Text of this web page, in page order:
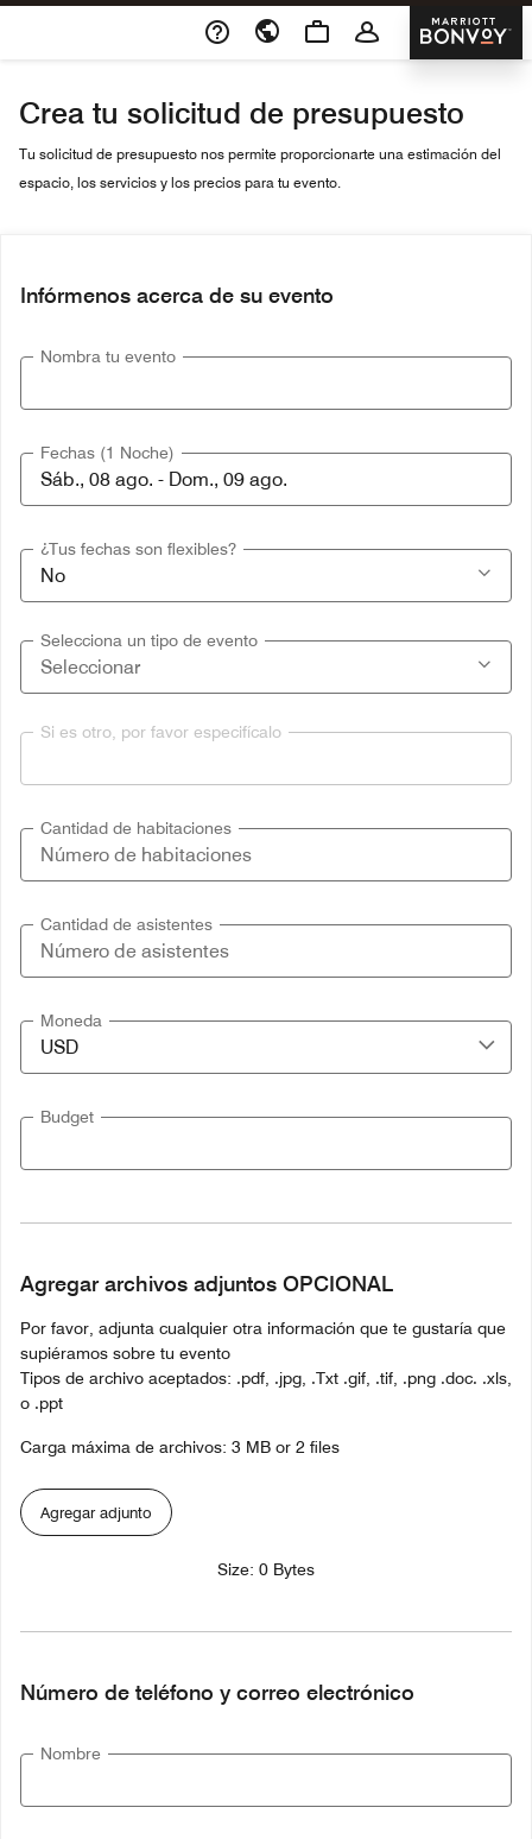
Skip To Content
Marriott
Crea tu solicitud de presupuesto
Tu solicitud de presupuesto nos permite proporcionarte una estimación del
espacio, los servicios y los precios para tu evento.
Infórmenos acerca de su evento
Nombra tu evento
Fechas (1 Noche)
¿Tus fechas son flexibles?
Selecciona un tipo de evento
Si es otro, por favor especifícalo
Cantidad de habitaciones
Cantidad de asistentes
Moneda
Budget
Agregar archivos adjuntos OPCIONAL
Por favor, adjunta cualquier otra información que te gustaría que
supiéramos sobre tu evento
Tipos de archivo aceptados: .pdf, .jpg, .Txt .gif, .tif, .png .doc. .xls,
o .ppt
Carga máxima de archivos: 3 MB or 2 files
Agregar adjunto
Size: 0 Bytes
Número de teléfono y correo electrónico
Nombre